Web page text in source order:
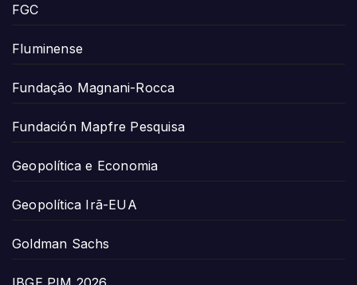
FGC
Fluminense
Fundação Magnani-Rocca
Fundación Mapfre Pesquisa
Geopolítica e Economia
Geopolítica Irã-EUA
Goldman Sachs